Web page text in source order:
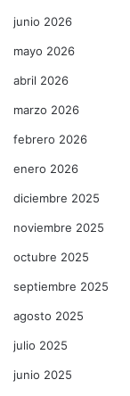
junio 2026
mayo 2026
abril 2026
marzo 2026
febrero 2026
enero 2026
diciembre 2025
noviembre 2025
octubre 2025
septiembre 2025
agosto 2025
julio 2025
junio 2025